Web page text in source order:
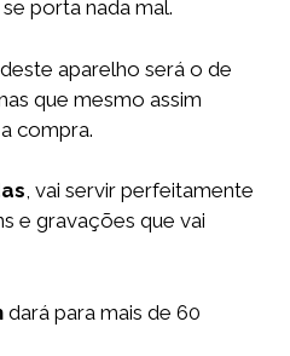
porta nada mal.
aparelho será o de
que mesmo assim
compra.
, vai servir perfeitamente
e gravações que vai
dará para mais de 60